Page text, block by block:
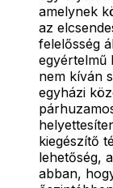
amelynek
az
felelősség
egyértelmű
nem kíván
egyházi
kiegészítő
lehetőség,
abban,